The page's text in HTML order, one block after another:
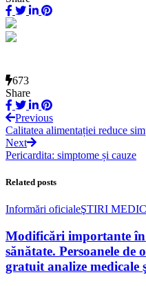
673
Share
Previous
Calitatea alimentației reduce
Next
Pericardita: simptome și cauze
Related posts
Informări oficialeŞTIRI
Modificări importante în
sănătate. Persoanele de
gratuit analize medicale